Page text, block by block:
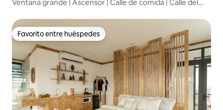
Ventana grande | Ascensor | Calle de comida | Calle del
Favorito entre huéspedes
Favorito entre huéspedes